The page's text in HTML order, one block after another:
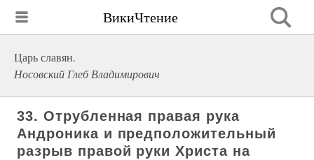
ВикиЧтение
Царь славян.
Носовский Глеб Владимирович
33. Отрубленная правая рука
Андроника и предположительный
разрыв правой руки Христа на